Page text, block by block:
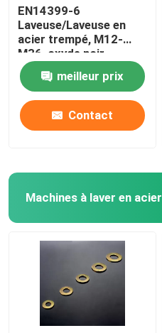
EN14399-6
Laveuse/Laveuse en
acier trempé, M12-
M36, oxyde noir
meilleur prix
Contact
Machines à laver en acier